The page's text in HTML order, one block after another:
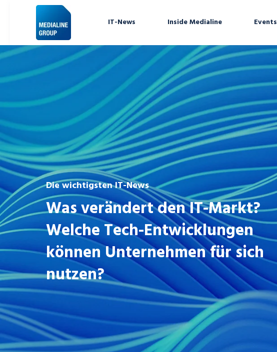
IT-News Inside Medialine Events
Die wichtigsten IT-News
Was verändert den IT-Markt?
Welche Tech-Entwicklungen
können Unternehmen für sich
nutzen?